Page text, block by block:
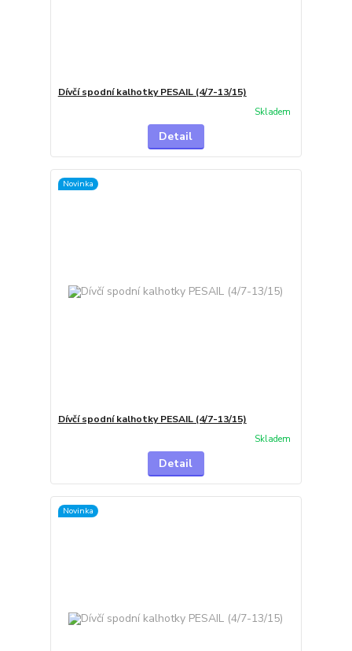
Dívčí spodní kalhotky PESAIL (4/7-13/15)
Skladem
Detail
Novinka
Dívčí spodní kalhotky PESAIL (4/7-13/15)
Skladem
Detail
Novinka